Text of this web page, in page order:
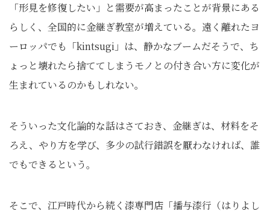
「形見を修復したい」と需要が高まったことが背景にある
らしく、全国的に金継ぎ教室が増えている。遠く離れたヨ
ーロッパでも「kintsugi」は、静かなブームだそうで、ち
ょっと壊れたら捨ててしまうモノとの付き合い方に変化が
生まれているのかもしれない。
そういった文化論的な話はさておき、金継ぎは、材料をそ
ろえ、やり方を学び、多少の試行錯誤を厭わなければ、誰
でもできるという。
そこで、江戸時代から続く漆専門店「播与漆行（はりよし